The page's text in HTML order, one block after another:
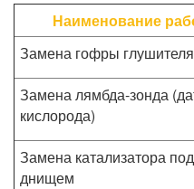
Наименование
Замена гофры глушителя
Замена лямбда-зонда
кислорода)
Замена катализатора под
днищем